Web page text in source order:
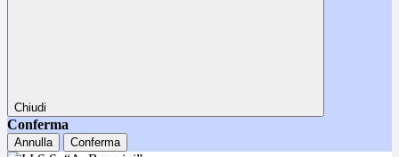
Chiudi
Conferma
Annulla Conferma